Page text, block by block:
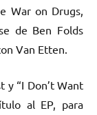
War on Drugs,
de Ben Folds
Van Etten.
y “I Don’t Want
al EP, para